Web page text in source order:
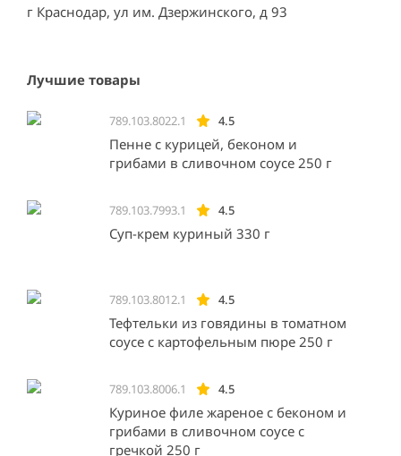
г Краснодар, ул им. Дзержинского, д 93
Лучшие товары
789.103.8022.1 4.5
Пенне с курицей, беконом и
грибами в сливочном соусе 250 г
789.103.7993.1 4.5
Суп-крем куриный 330 г
789.103.8012.1 4.5
Тефтельки из говядины в томатном
соусе с картофельным пюре 250 г
789.103.8006.1 4.5
Куриное филе жареное с беконом и
грибами в сливочном соусе с
гречкой 250 г